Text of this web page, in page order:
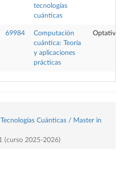
tecnologías
cuánticas
69984
Computación
cuántica: Teoría
y aplicaciones
prácticas
Optativa
Cuánticas / Master in
(curso 2025-2026)